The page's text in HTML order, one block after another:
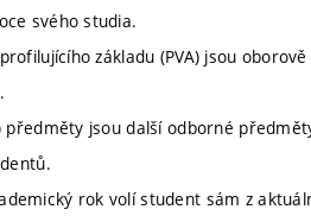
svého studia.
základu (PVA) jsou
předměty jsou další odborné
rok volí student sám z